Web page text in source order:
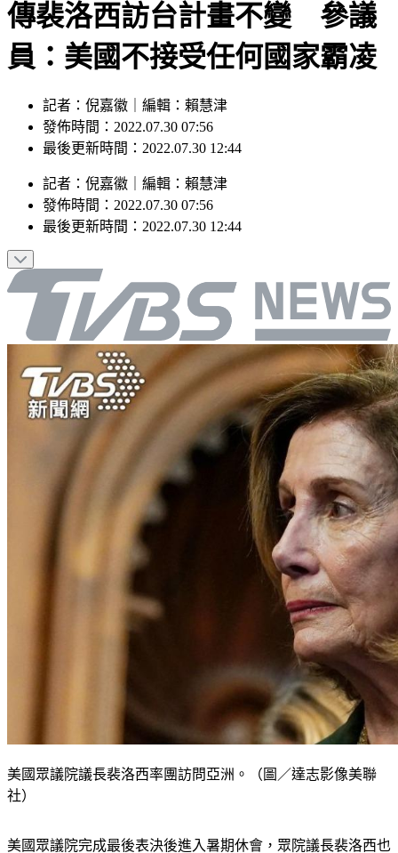
傳裴洛西訪台計畫不變 參議
員：美國不接受任何國家霸凌
記者：倪嘉徽｜編輯：賴慧津
發佈時間：2022.07.30 07:56
記者：倪嘉徽｜編輯：賴慧津
發佈時間：2022.07.30 07:56
美國眾議院議長裴洛西率團訪問亞洲。（圖／達志影像美聯